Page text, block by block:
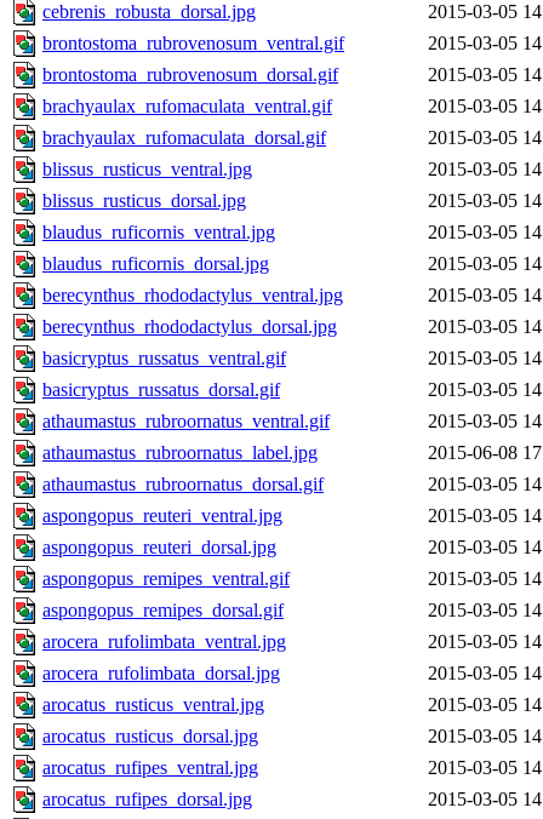
cebrenis_robusta_dorsal.jpg
2015-03-05
brontostoma_rubrovenosum_ventral.gif
2015-03-05
brontostoma_rubrovenosum_dorsal.gif
2015-03-05
brachyaulax_rufomaculata_ventral.gif
2015-03-05
brachyaulax_rufomaculata_dorsal.gif
2015-03-05
blissus_rusticus_ventral.jpg
2015-03-05
blissus_rusticus_dorsal.jpg
2015-03-05
blaudus_ruficornis_ventral.jpg
2015-03-05
blaudus_ruficornis_dorsal.jpg
2015-03-05
berecynthus_rhododactylus_ventral.jpg
2015-03-05
berecynthus_rhododactylus_dorsal.jpg
2015-03-05
basicryptus_russatus_ventral.gif
2015-03-05
basicryptus_russatus_dorsal.gif
2015-03-05
athaumastus_rubroornatus_ventral.gif
2015-03-05
athaumastus_rubroornatus_label.jpg
2015-06-08
athaumastus_rubroornatus_dorsal.gif
2015-03-05
aspongopus_reuteri_ventral.jpg
2015-03-05
aspongopus_reuteri_dorsal.jpg
2015-03-05
aspongopus_remipes_ventral.gif
2015-03-05
aspongopus_remipes_dorsal.gif
2015-03-05
arocera_rufolimbata_ventral.jpg
2015-03-05
arocera_rufolimbata_dorsal.jpg
2015-03-05
arocatus_rusticus_ventral.jpg
2015-03-05
arocatus_rusticus_dorsal.jpg
2015-03-05
arocatus_rufipes_ventral.jpg
2015-03-05
arocatus_rufipes_dorsal.jpg
2015-03-05